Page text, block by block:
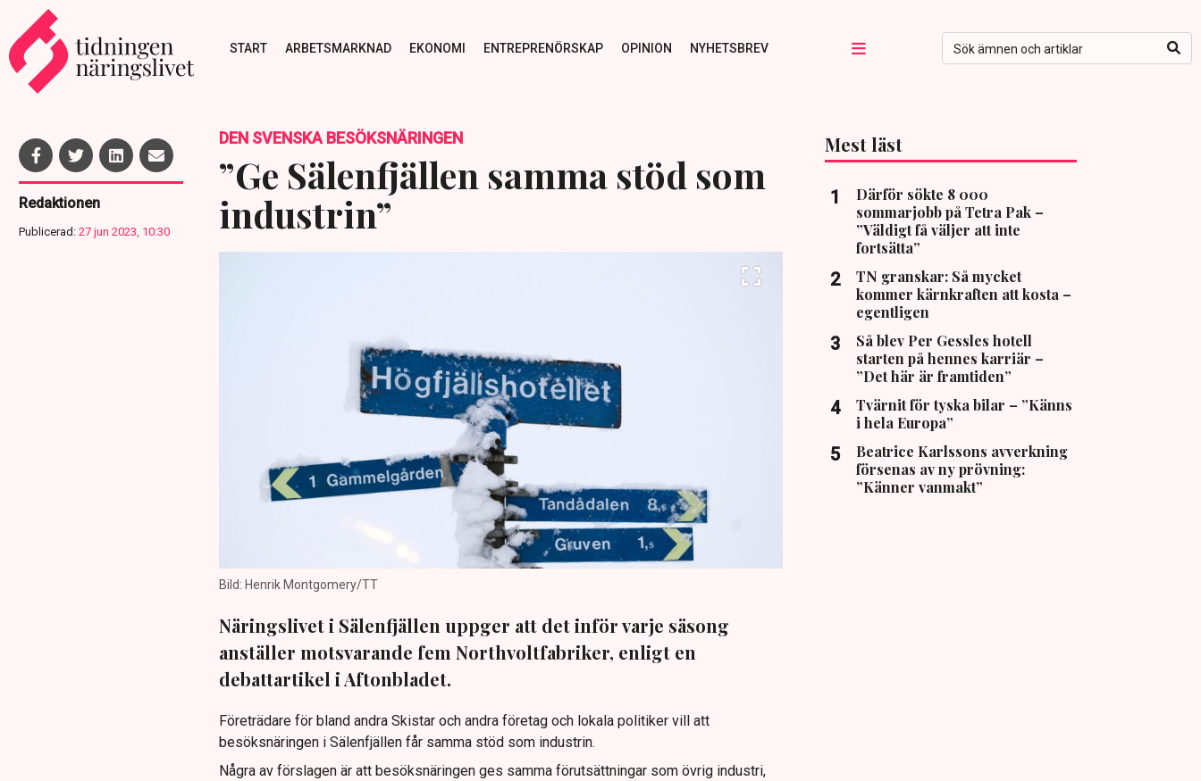
START ARBETSMARKNAD EKONOMI ENTREPRENÖRSKAP OPINION NYHETSBREV
Redaktionen
Publicerad: 27 jun 2023, 10:30
DEN SVENSKA BESÖKSNÄRINGEN
”Ge Sälenfjällen samma stöd som
industrin”
Bild: Henrik Montgomery/TT
Näringslivet i Sälenfjällen uppger att det inför varje säsong
anställer motsvarande fem Northvoltfabriker, enligt en
debattartikel i Aftonbladet.
Företrädare för bland andra Skistar och andra företag och lokala politiker vill att
besöksnäringen i Sälenfjällen får samma stöd som industrin.
Några av förslagen är att besöksnäringen ges samma förutsättningar som övrig industri,
Mest läst
Därför sökte 8 000
sommarjobb på Tetra Pak –
”Väldigt få väljer att inte
fortsätta”
TN granskar: Så mycket
kommer kärnkraften att kosta –
egentligen
Så blev Per Gessles hotell
starten på hennes karriär –
”Det här är framtiden”
Tvärnit för tyska bilar – ”Känns
i hela Europa”
Beatrice Karlssons avverkning
försenas av ny prövning:
”Känner vanmakt”